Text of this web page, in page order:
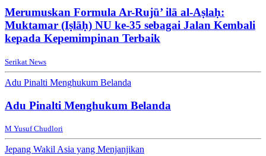
Merumuskan Formula Ar-Rujū’ ilā al-Aṣlaḥ:
Muktamar (Iṣlāḥ) NU ke-35 sebagai Jalan Kembali
kepada Kepemimpinan Terbaik
Serikat News
Adu Pinalti Menghukum Belanda
Adu Pinalti Menghukum Belanda
M Yusuf Chudlori
Jepang Wakil Asia yang Menjanjikan